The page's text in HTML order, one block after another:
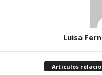
Luisa
Artículos